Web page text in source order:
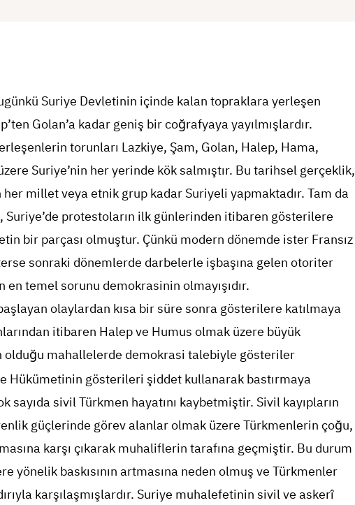
Suriye Devletinin içinde kalan topraklara yerleşen
Golan’a kadar geniş bir coğrafyaya yayılmışlardır.
torunları Lazkiye, Şam, Golan, Halep, Hama,
Suriye’nin her yerinde kök salmıştır. Bu tarihsel gerçeklik,
millet veya etnik grup kadar Suriyeli yapmaktadır. Tam da
protestoların ilk günlerinden itibaren gösterilere
bir parçası olmuştur. Çünkü modern dönemde ister Fransız
sonraki dönemlerde darbelerle işbaşına gelen otoriter
temel sorunu demokrasinin olmayışıdır.
olaylardan kısa bir süre sonra gösterilere katılmaya
itibaren Halep ve Humus olmak üzere büyük
mahallelerde demokrasi talebiyle gösteriler
Hükümetinin gösterileri şiddet kullanarak bastırmaya
sayıda sivil Türkmen hayatını kaybetmiştir. Sivil kayıpların
güçlerinde görev alanlar olmak üzere Türkmenlerin çoğu,
karşı çıkarak muhaliflerin tarafına geçmiştir. Bu durum
yönelik baskısının artmasına neden olmuş ve Türkmenler
karşılaşmışlardır. Suriye muhalefetinin sivil ve askerî